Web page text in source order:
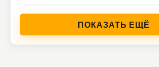
ПОКАЗАТЬ ЕЩЁ